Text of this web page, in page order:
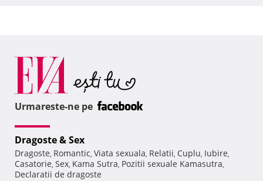
Urmareste-ne pe
Dragoste & Sex
Dragoste, Romantic, Viata sexuala, Relatii, Cuplu, Iubire,
Casatorie, Sex, Kama Sutra, Pozitii sexuale Kamasutra,
Declaratii de dragoste